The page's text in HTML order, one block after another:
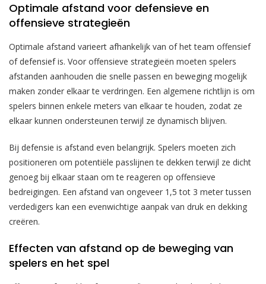
Optimale afstand voor defensieve en
offensieve strategieën
Optimale afstand varieert afhankelijk van of het team offensief
of defensief is. Voor offensieve strategieën moeten spelers
afstanden aanhouden die snelle passen en beweging mogelijk
maken zonder elkaar te verdringen. Een algemene richtlijn is om
spelers binnen enkele meters van elkaar te houden, zodat ze
elkaar kunnen ondersteunen terwijl ze dynamisch blijven.
Bij defensie is afstand even belangrijk. Spelers moeten zich
positioneren om potentiële passlijnen te dekken terwijl ze dicht
genoeg bij elkaar staan om te reageren op offensieve
bedreigingen. Een afstand van ongeveer 1,5 tot 3 meter tussen
verdedigers kan een evenwichtige aanpak van druk en dekking
creëren.
Effecten van afstand op de beweging van
spelers en het spel